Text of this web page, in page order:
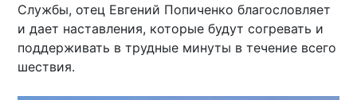
Службы, отец Евгений Попиченко благословляет
и дает наставления, которые будут согревать и
поддерживать в трудные минуты в течение всего
шествия.